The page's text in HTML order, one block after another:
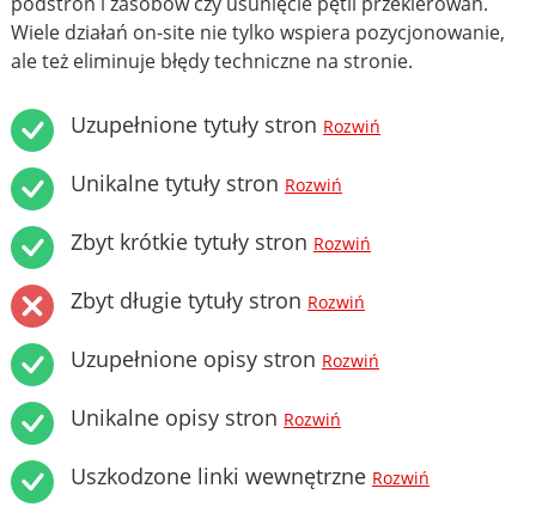
Wiele działań on-site nie tylko wspiera pozycjonowanie,
ale też eliminuje błędy techniczne na stronie.
Uzupełnione tytuły stron Rozwiń
Unikalne tytuły stron Rozwiń
Zbyt krótkie tytuły stron Rozwiń
Zbyt długie tytuły stron Rozwiń
Uzupełnione opisy stron Rozwiń
Unikalne opisy stron Rozwiń
Uszkodzone linki wewnętrzne Rozwiń